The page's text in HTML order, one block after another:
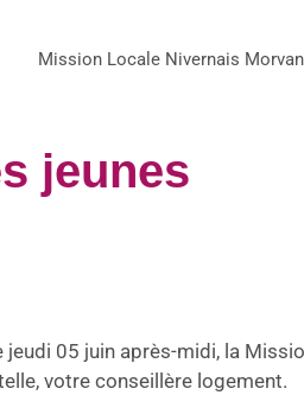
Mission Locale Nivernais Morvan
jeunes
05 juin après-midi, la
, votre conseillère logement.